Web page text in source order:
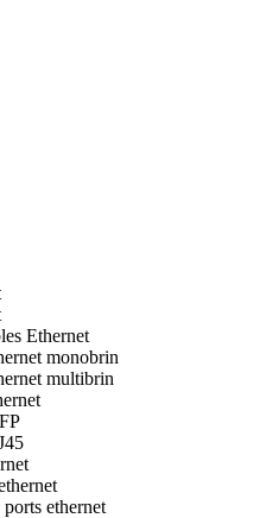
Ethernet
monobrin
multibrin
ethernet